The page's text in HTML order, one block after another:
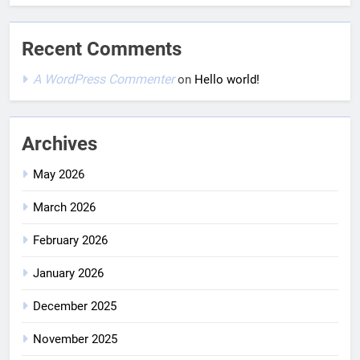
Recent Comments
A WordPress Commenteron Hello world!
Archives
May 2026
March 2026
February 2026
January 2026
December 2025
November 2025